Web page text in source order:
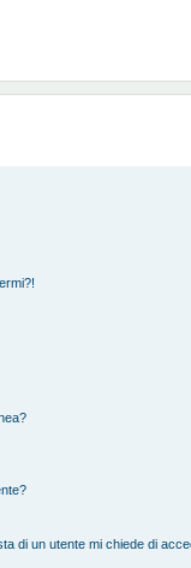
di un utente mi chiede di